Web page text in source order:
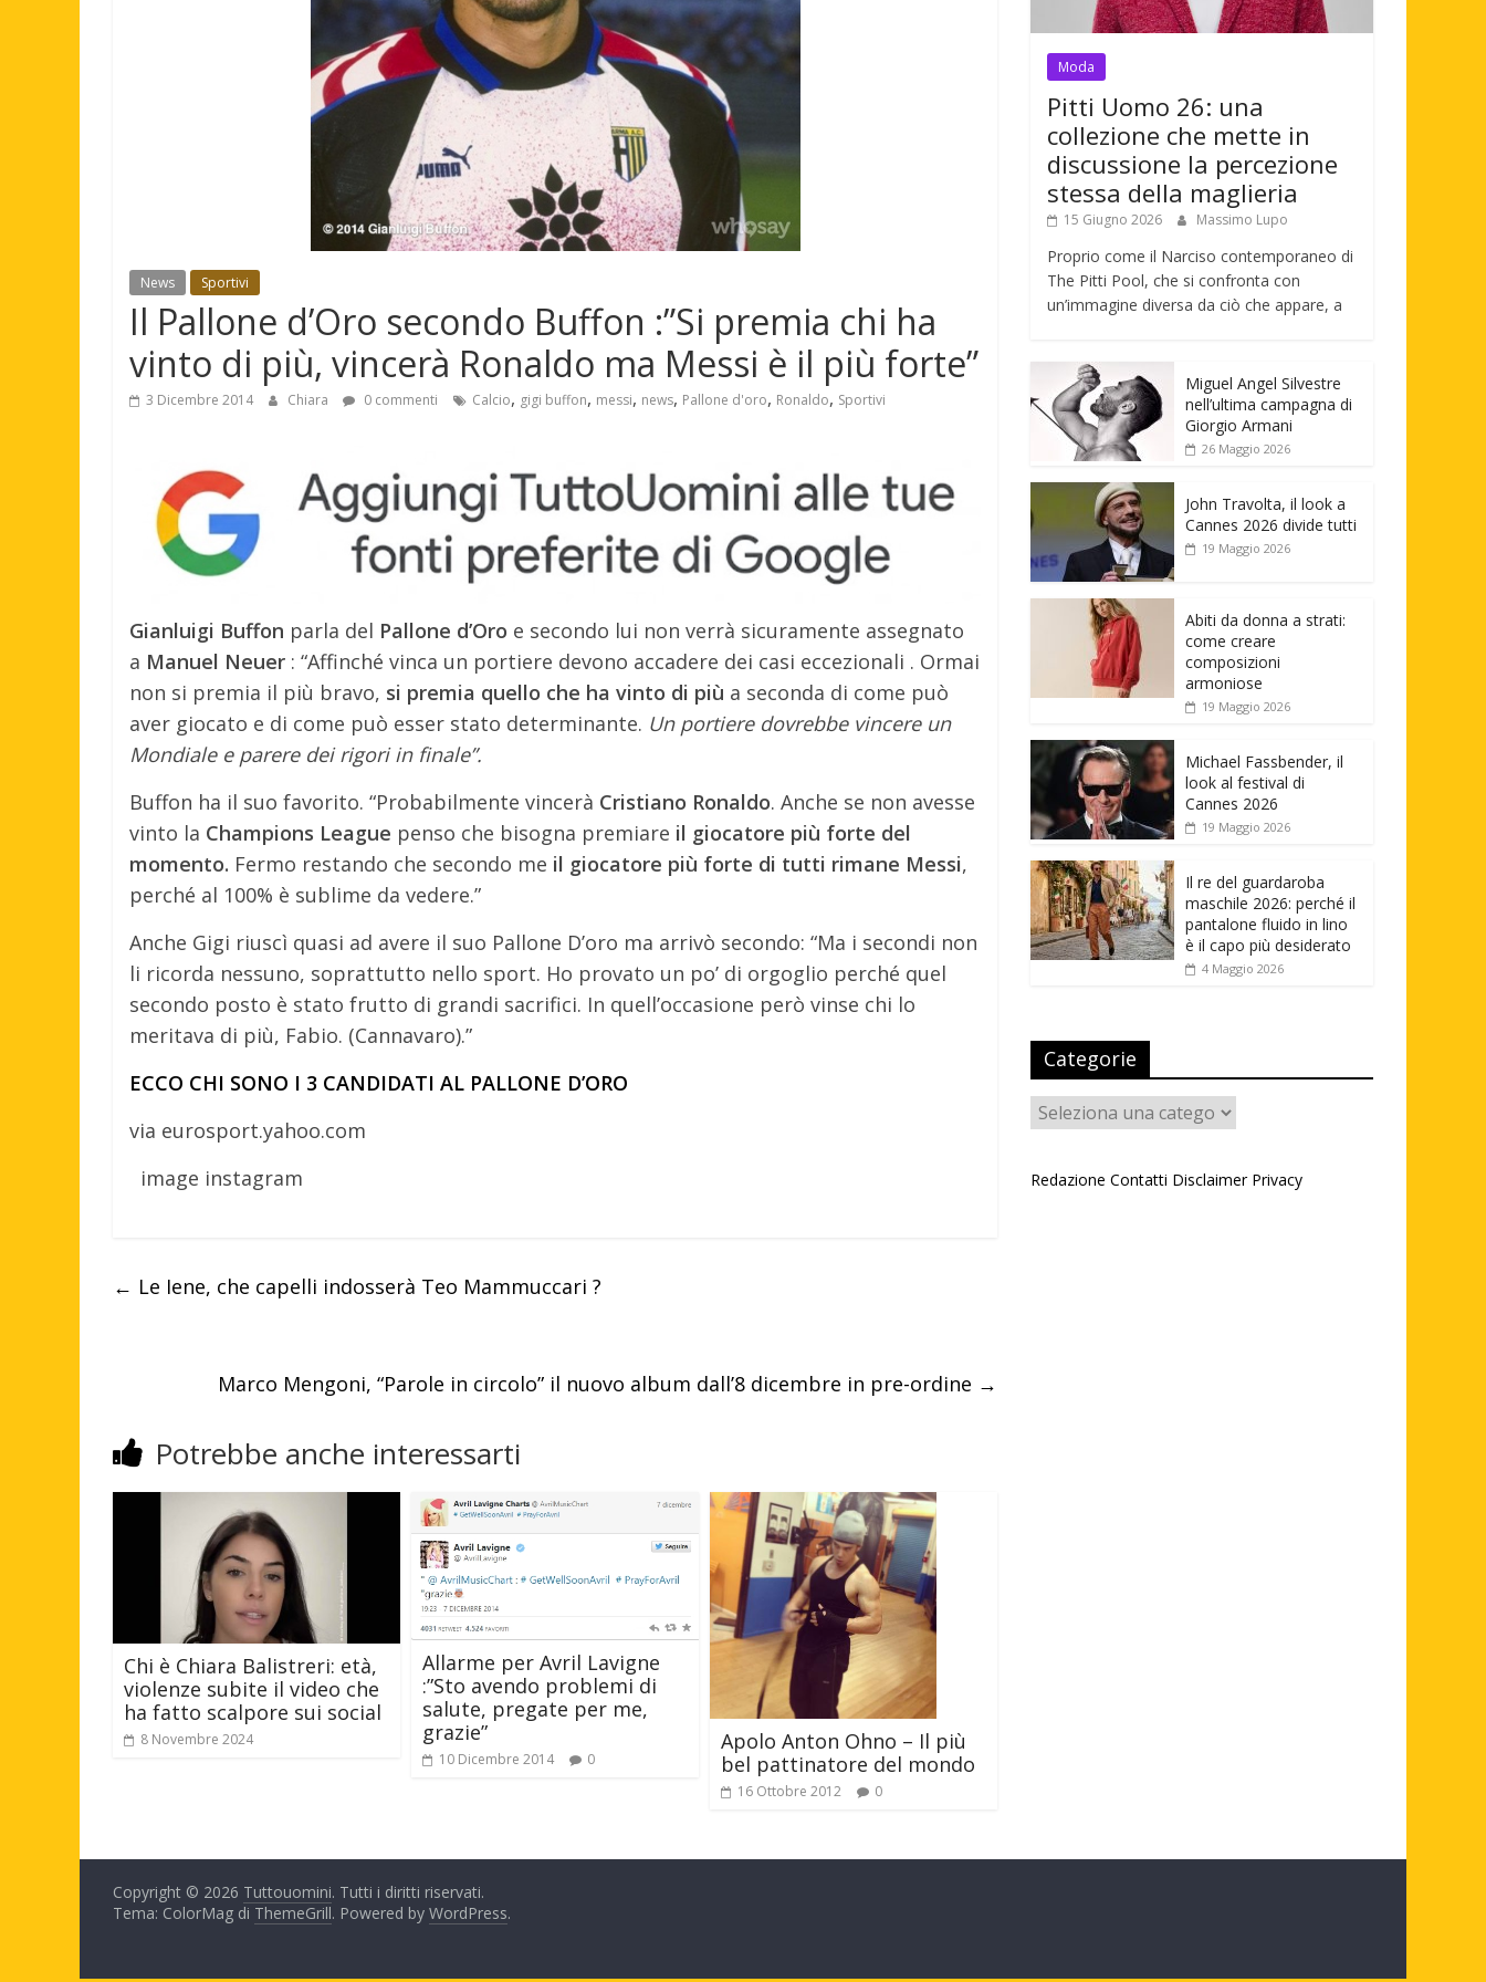
News Sportivi
Il Pallone d’Oro secondo Buffon :”Si premia chi ha
vinto di più, vincerà Ronaldo ma Messi è il più forte”
3 Dicembre 2014 Chiara 0 commenti Calcio, gigi buffon, messi, news, Pallone d'oro, Ronaldo, Sportivi
Gianluigi Buffon parla del Pallone d’Oro e secondo lui non verrà sicuramente assegnato
a Manuel Neuer : “Affinché vinca un portiere devono accadere dei casi eccezionali . Ormai
non si premia il più bravo, si premia quello che ha vinto di più a seconda di come può
aver giocato e di come può esser stato determinante. Un portiere dovrebbe vincere un
Mondiale e parere dei rigori in finale”.
Buffon ha il suo favorito. “Probabilmente vincerà Cristiano Ronaldo. Anche se non avesse
vinto la Champions League penso che bisogna premiare il giocatore più forte del
momento. Fermo restando che secondo me il giocatore più forte di tutti rimane Messi,
perché al 100% è sublime da vedere.”
Anche Gigi riuscì quasi ad avere il suo Pallone D’oro ma arrivò secondo: “Ma i secondi non
li ricorda nessuno, soprattutto nello sport. Ho provato un po’ di orgoglio perché quel
secondo posto è stato frutto di grandi sacrifici. In quell’occasione però vinse chi lo
meritava di più, Fabio. (Cannavaro).”
ECCO CHI SONO I 3 CANDIDATI AL PALLONE D’ORO
via eurosport.yahoo.com
image instagram
← Le Iene, che capelli indosserà Teo Mammuccari ?
Marco Mengoni, “Parole in circolo” il nuovo album dall’8 dicembre in pre-ordine →
Potrebbe anche interessarti
Chi è Chiara Balistreri: età,
violenze subite il video che
ha fatto scalpore sui social
8 Novembre 2024
Allarme per Avril Lavigne
:”Sto avendo problemi di
salute, pregate per me,
grazie”
10 Dicembre 2014 0
Apolo Anton Ohno – Il più
bel pattinatore del mondo
16 Ottobre 2012 0
Moda
Pitti Uomo 26: una
collezione che mette in
discussione la percezione
stessa della maglieria
15 Giugno 2026 Massimo Lupo
Proprio come il Narciso contemporaneo di
The Pitti Pool, che si confronta con
un’immagine diversa da ciò che appare, a
Miguel Angel Silvestre
nell’ultima campagna di
Giorgio Armani
26 Maggio 2026
John Travolta, il look a
Cannes 2026 divide tutti
19 Maggio 2026
Abiti da donna a strati:
come creare
composizioni
armoniose
19 Maggio 2026
Michael Fassbender, il
look al festival di
Cannes 2026
19 Maggio 2026
Il re del guardaroba
maschile 2026: perché il
pantalone fluido in lino
è il capo più desiderato
4 Maggio 2026
Categorie
Categorie
Redazione Contatti Disclaimer Privacy
Copyright © 2026 Tuttouomini. Tutti i diritti riservati.
Tema: ColorMag di ThemeGrill. Powered by WordPress.